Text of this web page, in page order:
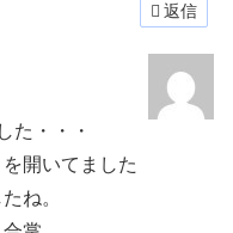
返信
た・・・
開いてました
ね。